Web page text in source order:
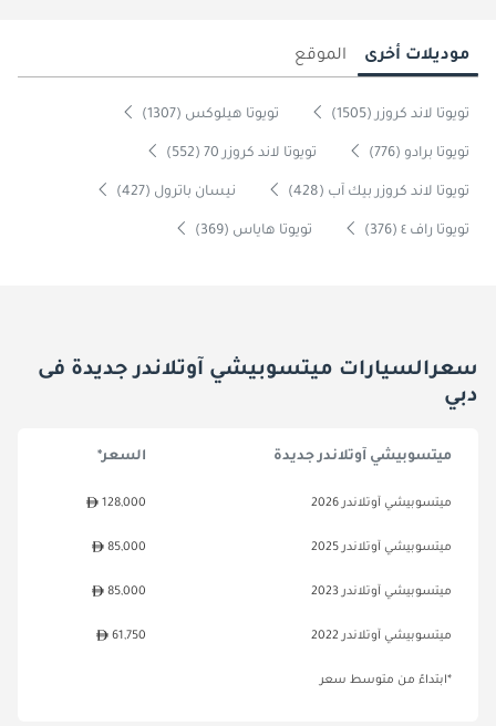
موديلات أخرى الموقع
تويوتا لاند كروزر (1505) تويوتا هيلوكس (1307)
تويوتا برادو (776) تويوتا لاند كروزر 70 (552)
تويوتا لاند كروزر بيك آب (428) نيسان باترول (427)
تويوتا راف ٤ (376) تويوتا هاياس (369)
سعرالسيارات ميتسوبيشي آوتلاندر جديدة فى
دبي
ميتسوبيشي آوتلاندر جديدة السعر*
ميتسوبيشي آوتلاندر 2026 128,000
ميتسوبيشي آوتلاندر 2025 85,000
ميتسوبيشي آوتلاندر 2023 85,000
ميتسوبيشي آوتلاندر 2022 61,750
*ابتداءً من متوسط سعر